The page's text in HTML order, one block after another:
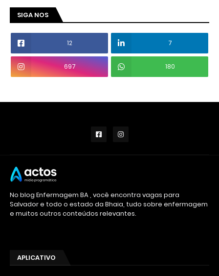
SIGA NOS
12 7
697 180
No blog Enfermagem BA , você encontra vagas para
Salvador e todo o estado da Bhaia, tudo sobre enfermagem
e muitos outros conteúdos relevantes.
APLICATIVO